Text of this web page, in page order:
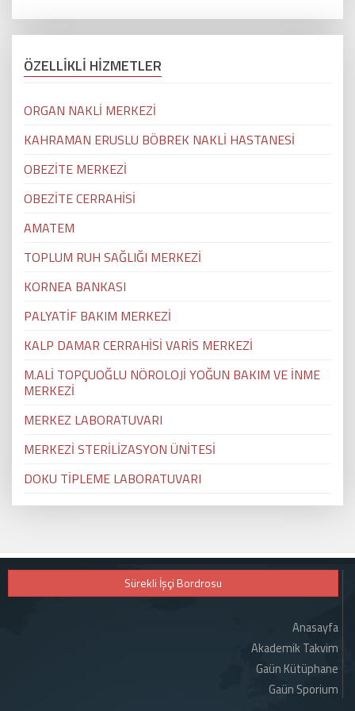
ÖZELLİKLİ HİZMETLER
ORGAN NAKLİ MERKEZİ
KAHRAMAN ERUSLU BÖBREK NAKLİ HASTANESİ
OBEZİTE MERKEZİ
OBEZİTE CERRAHİSİ
AMATEM
TOPLUM RUH SAĞLIĞI MERKEZİ
KORNEA BANKASI
PALYATİF BAKIM MERKEZİ
KALP DAMAR CERRAHİSİ VARİS MERKEZİ
M.ALİ TOPÇUOĞLU NÖROLOJİ YOĞUN BAKIM VE İNME
MERKEZİ
MERKEZ LABORATUVARI
MERKEZİ STERİLİZASYON ÜNİTESİ
DOKU TİPLEME LABORATUVARI
Sürekli İşçi Bordrosu
Anasayfa
Akademik Takvim
Gaün Kütüphane
Gaün Sporium